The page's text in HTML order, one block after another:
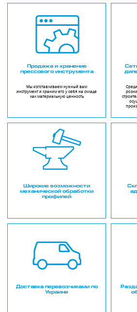
Продажа и хранение
прессового инструмента
Мы изготавливаем нужный вам
инструмент и храним его у себя на складе
как материальную ценность
Широкие возможности
механической обработки
профилей
Доставка перевозчиками по
Украине